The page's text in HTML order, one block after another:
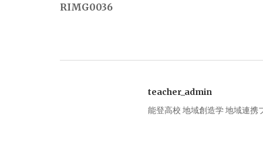
稿
RIMG0036
teacher_admin
能登高校 地域創造学 地域連携